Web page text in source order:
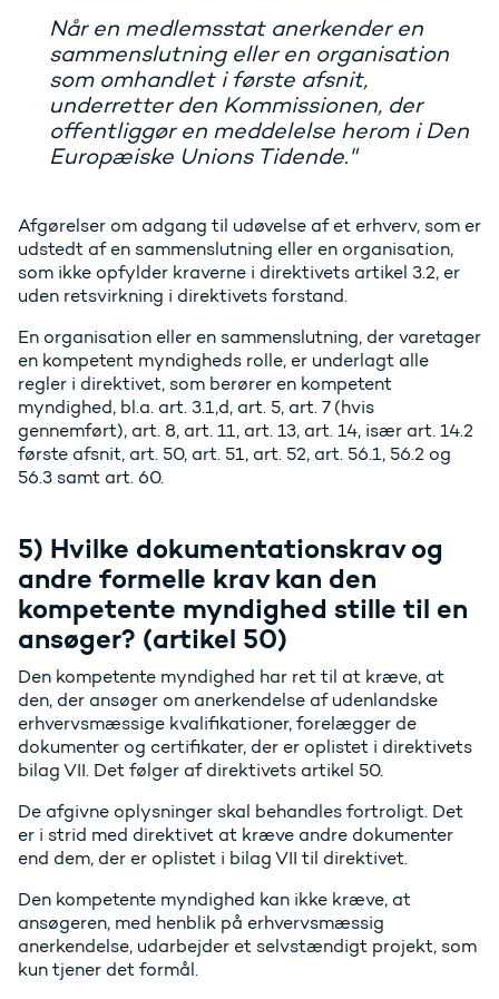
Når en medlemsstat anerkender en
sammenslutning eller en organisation
som omhandlet i første afsnit,
underretter den Kommissionen, der
offentliggør en meddelelse herom i Den
Europæiske Unions Tidende."
Afgørelser om adgang til udøvelse af et erhverv, som er
udstedt af en sammenslutning eller en organisation,
som ikke opfylder kraverne i direktivets artikel 3.2, er
uden retsvirkning i direktivets forstand.
En organisation eller en sammenslutning, der varetager
en kompetent myndigheds rolle, er underlagt alle
regler i direktivet, som berører en kompetent
myndighed, bl.a. art. 3.1,d, art. 5, art. 7 (hvis
gennemført), art. 8, art. 11, art. 13, art. 14, især art. 14.2
første afsnit, art. 50, art. 51, art. 52, art. 56.1, 56.2 og
56.3 samt art. 60.
5) Hvilke dokumentationskrav og
andre formelle krav kan den
kompetente myndighed stille til en
ansøger? (artikel 50)
Den kompetente myndighed har ret til at kræve, at
den, der ansøger om anerkendelse af udenlandske
erhvervsmæssige kvalifikationer, forelægger de
dokumenter og certifikater, der er oplistet i direktivets
bilag VII. Det følger af direktivets artikel 50.
De afgivne oplysninger skal behandles fortroligt. Det
er i strid med direktivet at kræve andre dokumenter
end dem, der er oplistet i bilag VII til direktivet.
Den kompetente myndighed kan ikke kræve, at
ansøgeren, med henblik på erhvervsmæssig
anerkendelse, udarbejder et selvstændigt projekt, som
kun tjener det formål.